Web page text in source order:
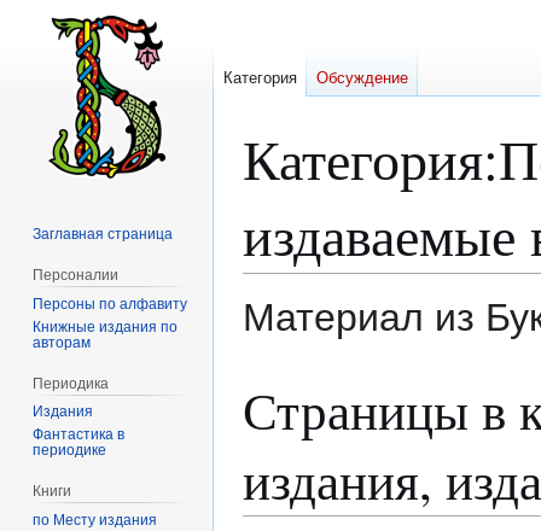
Категория:
издаваемые
Материал из
к
навигации
к
поиску
Страницы в
издания,
Категория Обсуждение
Заглавная страница
Персоналии
Персоны по алфавиту
Книжные издания по
авторам
Периодика
Издания
Фантастика в
периодике
Книги
по Месту издания